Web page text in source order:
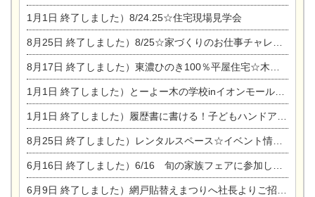
1月1日 終了しました）8/24.25☆住宅現場見学会
8月25日 終了しました）8/25☆家づくりのお仕事チャレンジ
8月17日 終了しました）東濃ひのき100％平屋住宅☆木の家完成見学会
1月1日 終了しました）とーよー木の学校inイオンモール木曽川
1月1日 終了しました）履歴書に書ける！子どもハンドアロマ講座☆
8月25日 終了しました）レンタルスペース☆イベント情報☆チャイルドアロマセラピスト
6月16日 終了しました）6/16 旬の家族フェアに参加します☆
6月9日 終了しました）網戸貼替えまつりへ社長よりご招待です♪